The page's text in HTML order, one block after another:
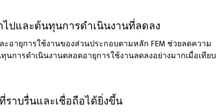
ไปและต้นทุนการดำเนินงานที่ลดลง
อายุการใช้งานของส่วนประกอบตามหลัก FEM ช่วยลดความ
การดำเนินงานตลอดอายุการใช้งานลดลงอย่างมากเมื่อเทียบ
าบรื่นและเชื่อถือได้ยิ่งขึ้น